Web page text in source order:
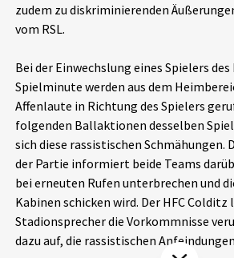
Pressemitteilungen
Projektbeschreibung
Unterstützer_innen
Spenden
chronik.LE in der Presse
zudem zu diskriminierenden
vom RSL.
Bei der Einwechslung eines Spielers des
Spielminute werden aus dem
Affenlaute in Richtung des Spielers
folgenden Ballaktionen desselben
sich diese rassistischen Schmähungen.
der Partie informiert beide Teams
bei erneuten Rufen unterbrechen und
Kabinen schicken wird. Der HFC Colditz
Stadionsprecher die Vorkommnisse
dazu auf, die rassistischen